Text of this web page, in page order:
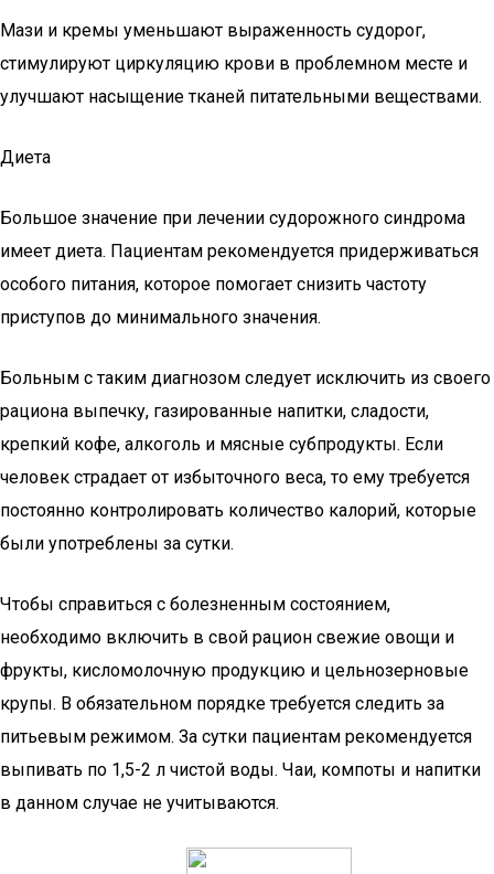
Мази и кремы уменьшают выраженность судорог,
стимулируют циркуляцию крови в проблемном месте и
улучшают насыщение тканей питательными веществами.
Диета
Большое значение при лечении судорожного синдрома
имеет диета. Пациентам рекомендуется придерживаться
особого питания, которое помогает снизить частоту
приступов до минимального значения.
Больным с таким диагнозом следует исключить из своего
рациона выпечку, газированные напитки, сладости,
крепкий кофе, алкоголь и мясные субпродукты. Если
человек страдает от избыточного веса, то ему требуется
постоянно контролировать количество калорий, которые
были употреблены за сутки.
Чтобы справиться с болезненным состоянием,
необходимо включить в свой рацион свежие овощи и
фрукты, кисломолочную продукцию и цельнозерновые
крупы. В обязательном порядке требуется следить за
питьевым режимом. За сутки пациентам рекомендуется
выпивать по 1,5-2 л чистой воды. Чаи, компоты и напитки
в данном случае не учитываются.